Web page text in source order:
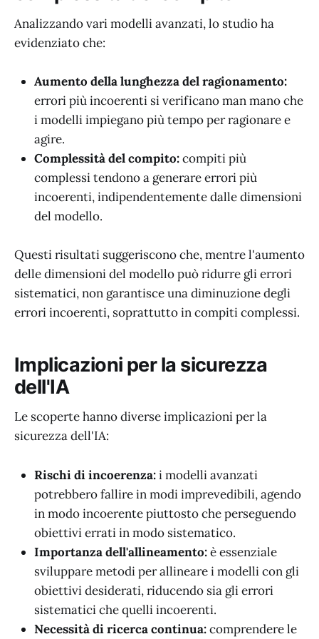
Analizzando vari modelli avanzati, lo studio ha
evidenziato che:
Aumento della lunghezza del ragionamento:
errori più incoerenti si verificano man mano che
i modelli impiegano più tempo per ragionare e
agire.
Complessità del compito:compiti più
complessi tendono a generare errori più
incoerenti, indipendentemente dalle dimensioni
del modello.
Questi risultati suggeriscono che, mentre l'aumento
delle dimensioni del modello può ridurre gli errori
sistematici, non garantisce una diminuzione degli
errori incoerenti, soprattutto in compiti complessi.
Implicazioni per la sicurezza
dell'IA
Le scoperte hanno diverse implicazioni per la
sicurezza dell'IA:
Rischi di incoerenza:i modelli avanzati
potrebbero fallire in modi imprevedibili, agendo
in modo incoerente piuttosto che perseguendo
obiettivi errati in modo sistematico.
Importanza dell'allineamento:è essenziale
sviluppare metodi per allineare i modelli con gli
obiettivi desiderati, riducendo sia gli errori
sistematici che quelli incoerenti.
Necessità di ricerca continua:comprendere le